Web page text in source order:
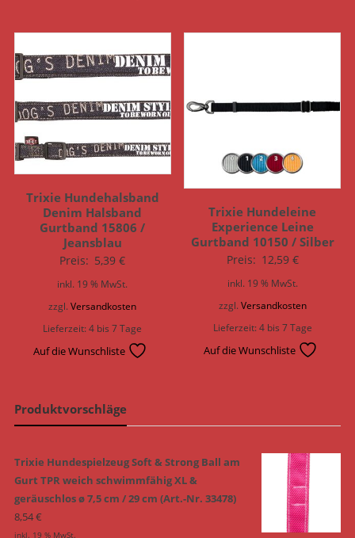
Trixie Hundehalsband
Denim Halsband
Gurtband 15806 /
Jeansblau
Preis: 5,39€
inkl. 19 % MwSt.
zzgl.Versandkosten
Lieferzeit:4 bis 7 Tage
Auf die Wunschliste
Trixie Hundeleine
Experience Leine
Gurtband 10150 / Silber
Preis: 12,59 €
inkl. 19 % MwSt.
zzgl.Versandkosten
Lieferzeit:4 bis 7 Tage
Auf die Wunschliste
Produktvorschläge
Trixie Hundespielzeug Soft & Strong Ball am
Gurt TPR weich schwimmfähig XL &
geräuschlos ø 7,5 cm / 29 cm (Art.-Nr. 33478)
8,54€
inkl. 19 % MwSt.